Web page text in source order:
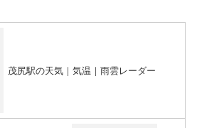
茂尻駅の天気｜気温｜雨雲レーダー